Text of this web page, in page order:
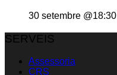
30 setembre @18:30
SERVEIS
Assessoria
CRS